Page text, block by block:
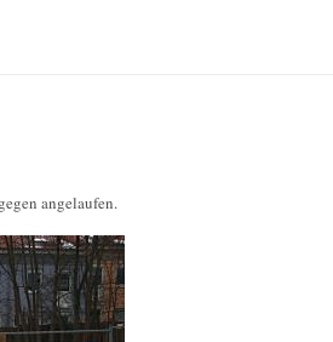
angelaufen.